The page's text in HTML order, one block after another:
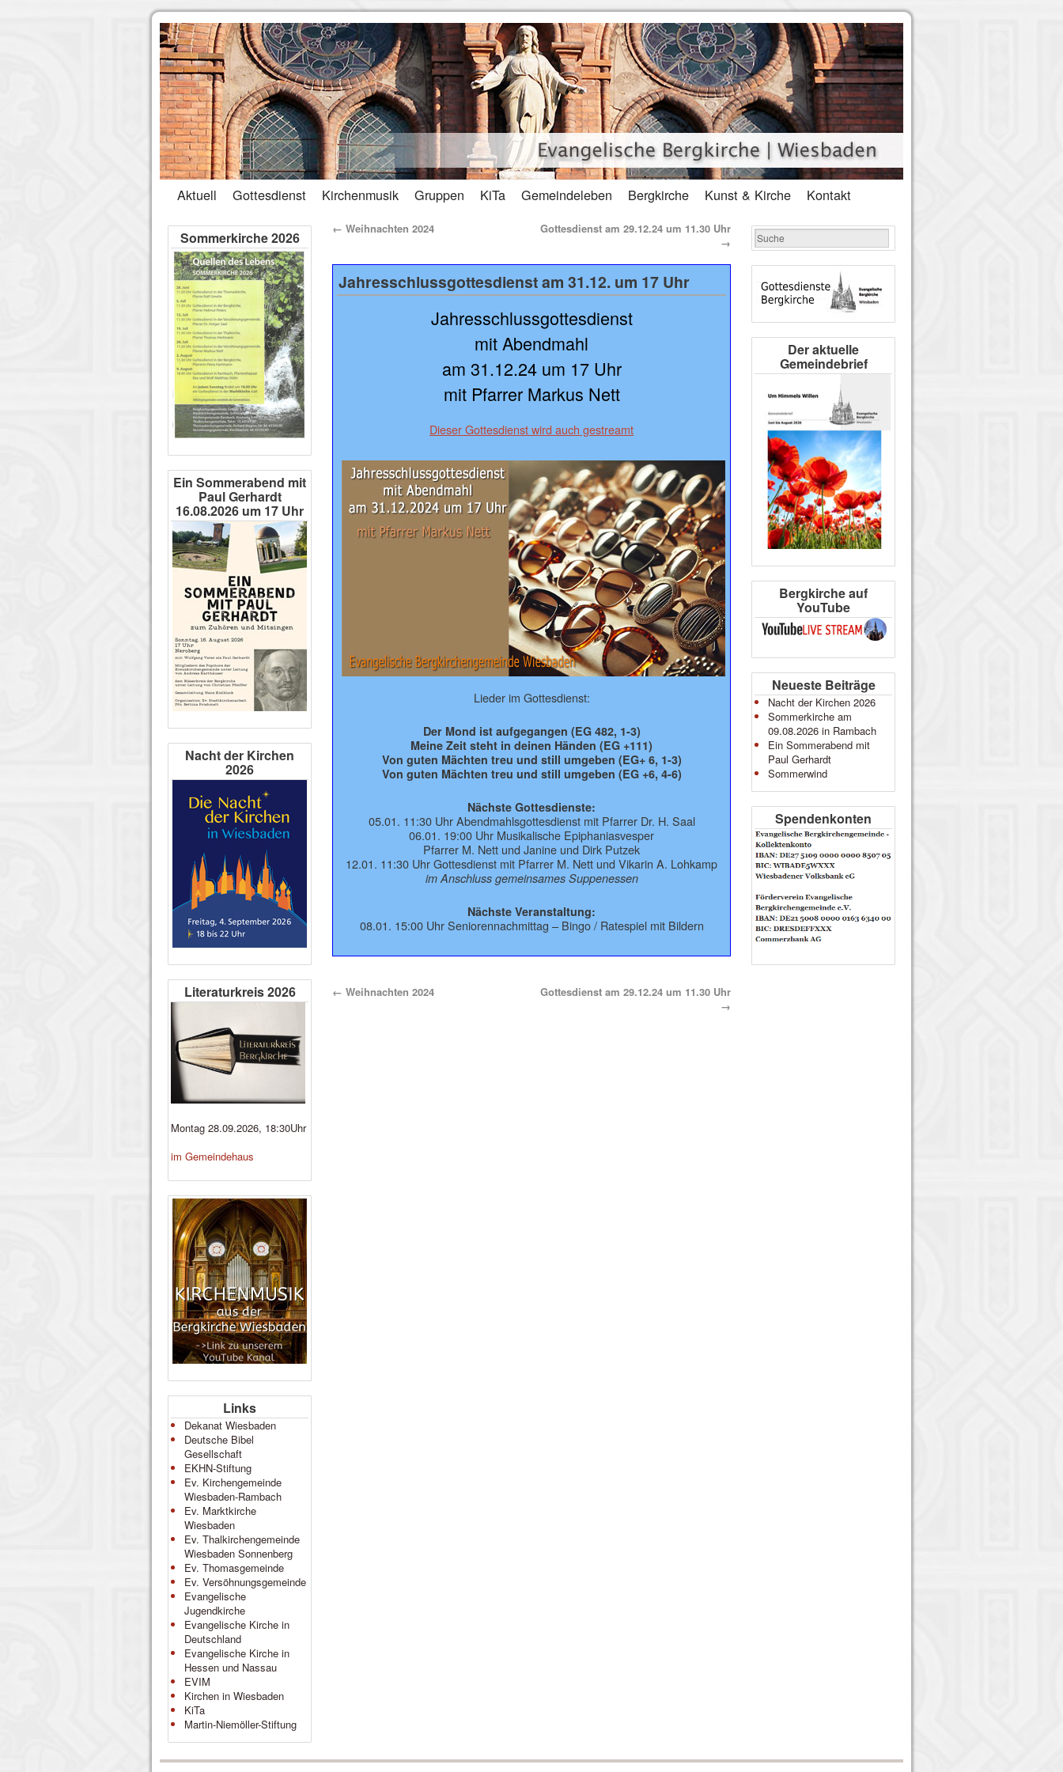
Aktuell Gottesdienst Kirchenmusik Gruppen KiTa Gemeindeleben Bergkirche Kunst & Kirche Kontakt
← Weihnachten 2024
Gottesdienst am 29.12.24 um 11.30 Uhr
→
Jahresschlussgottesdienst am 31.12. um 17 Uhr
Jahresschlussgottesdienst
mit Abendmahl
am 31.12.24 um 17 Uhr
mit Pfarrer Markus Nett
Dieser Gottesdienst wird auch gestreamt
Lieder im Gottesdienst:
Der Mond ist aufgegangen (EG 482, 1-3)
Meine Zeit steht in deinen Händen (EG +111)
Von guten Mächten treu und still umgeben (EG+ 6, 1-3)
Von guten Mächten treu und still umgeben (EG +6, 4-6)
Nächste Gottesdienste:
05.01. 11:30 Uhr Abendmahlsgottesdienst mit Pfarrer Dr. H. Saal
06.01. 19:00 Uhr Musikalische Epiphaniasvesper
Pfarrer M. Nett und Janine und Dirk Putzek
12.01. 11:30 Uhr Gottesdienst mit Pfarrer M. Nett und Vikarin A. Lohkamp
im Anschluss gemeinsames Suppenessen
Nächste Veranstaltung:
08.01. 15:00 Uhr Seniorennachmittag – Bingo / Ratespiel mit Bildern
← Weihnachten 2024
Gottesdienst am 29.12.24 um 11.30 Uhr
→
Sommerkirche 2026
Ein Sommerabend mit
Paul Gerhardt
16.08.2026 um 17 Uhr
Nacht der Kirchen
2026
Literaturkreis 2026
Montag 28.09.2026, 18:30Uhr
im Gemeindehaus
Links
Dekanat Wiesbaden
Deutsche Bibel
Gesellschaft
EKHN-Stiftung
Ev. Kirchengemeinde
Wiesbaden-Rambach
Ev. Marktkirche
Wiesbaden
Ev. Thalkirchengemeinde
Wiesbaden Sonnenberg
Ev. Thomasgemeinde
Ev. Versöhnungsgemeinde
Evangelische
Jugendkirche
Evangelische Kirche in
Deutschland
Evangelische Kirche in
Hessen und Nassau
EVIM
Kirchen in Wiesbaden
KiTa
Martin-Niemöller-Stiftung
Der aktuelle
Gemeindebrief
Bergkirche auf
YouTube
Neueste Beiträge
Nacht der Kirchen 2026
Sommerkirche am
09.08.2026 in Rambach
Ein Sommerabend mit
Paul Gerhardt
Sommerwind
Spendenkonten